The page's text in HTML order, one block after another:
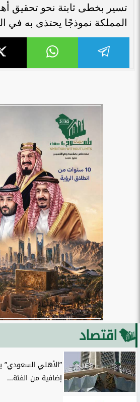
تسير بخطى ثابتة نحو تحقيق
المملكة نموذجًا يحتذى به في
اقتصاد
”الأهلي السعودي”
إضافية من الفئة...